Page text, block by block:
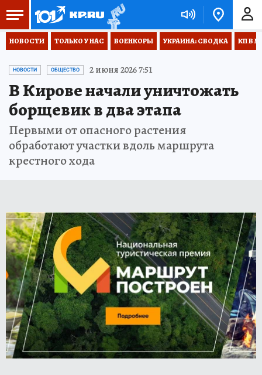
НОВОСТИ ТОЛЬКО У НАС ВОЕНКОРЫ УКРАИНА: СВОДКА КП В
НОВОСТИ ОБЩЕСТВО 2 июня 2026 7:51
В Кирове начали уничтожать
борщевик в два этапа
Первыми от опасного растения
обработают участки вдоль маршрута
крестного хода